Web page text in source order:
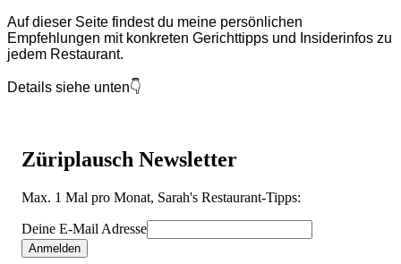
Auf dieser Seite findest du meine persönlichen
Empfehlungen mit konkreten Gerichttipps und Insiderinfos zu
jedem Restaurant.
Details siehe unten👇
Züriplausch Newsletter
Max. 1 Mal pro Monat, Sarah's Restaurant-Tipps:
Deine E-Mail Adresse